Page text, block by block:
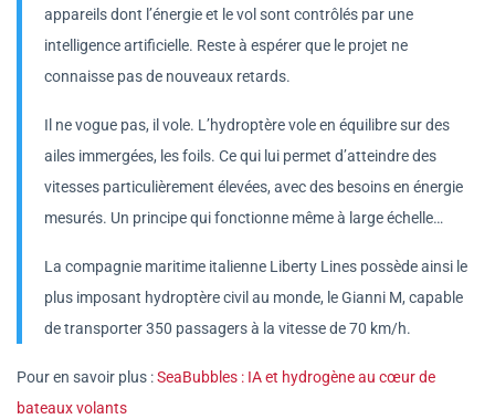
appareils dont l’énergie et le vol sont contrôlés par une
intelligence artificielle. Reste à espérer que le projet ne
connaisse pas de nouveaux retards.
Il ne vogue pas, il vole. L’hydroptère vole en équilibre sur des
ailes immergées, les foils. Ce qui lui permet d’atteindre des
vitesses particulièrement élevées, avec des besoins en énergie
mesurés. Un principe qui fonctionne même à large échelle…
La compagnie maritime italienne Liberty Lines possède ainsi le
plus imposant hydroptère civil au monde, le Gianni M, capable
de transporter 350 passagers à la vitesse de 70 km/h.
Pour en savoir plus :SeaBubbles : IA et hydrogène au cœur de
bateaux volants